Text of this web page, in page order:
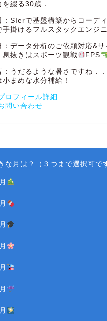
を綴る30歳．
：SIerで基盤構築からコーデ
手掛けるフルスタックエンジニ
：データ分析のご依頼対応&サ
息抜きはスポーツ観戦
FPS
：うだるような暑さですね．
小まめな水分補給！
ロフィール詳細
問い合わせ
な月は？（３つまで選択可で